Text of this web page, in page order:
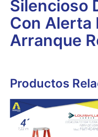
Silencioso
Con Alerta
Arranque
Productos